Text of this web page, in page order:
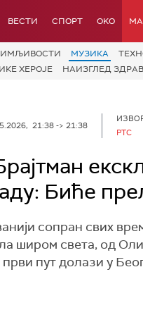
ВЕСТИ СПОРТ OKO
МУЗИКА
ХЕРОЈЕ
НАИЗГЛЕД ЗДРАВ
21:38 -> 21:38
РТС
Биће
сопран свих
широм света, од
пут долази у